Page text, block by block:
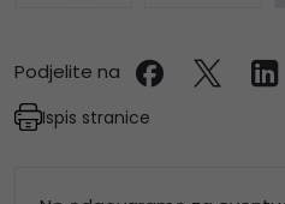
Podjelite na
Ispis stranice